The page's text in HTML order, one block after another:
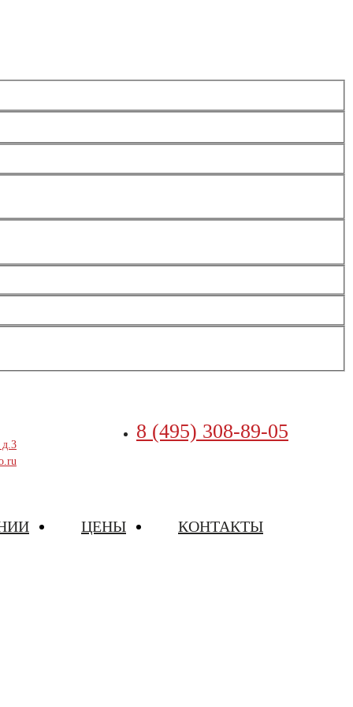
д.3
8 (495) 308-89-05
ЦЕНЫ КОНТАКТЫ